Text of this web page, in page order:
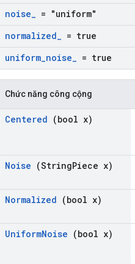
noise_ = "uniform"
normalized_ = true
uniform_noise_ = true
Chức năng công cộng
Centered (bool x)
Noise (StringPiece x)
Normalized (bool x)
UniformNoise (bool x)